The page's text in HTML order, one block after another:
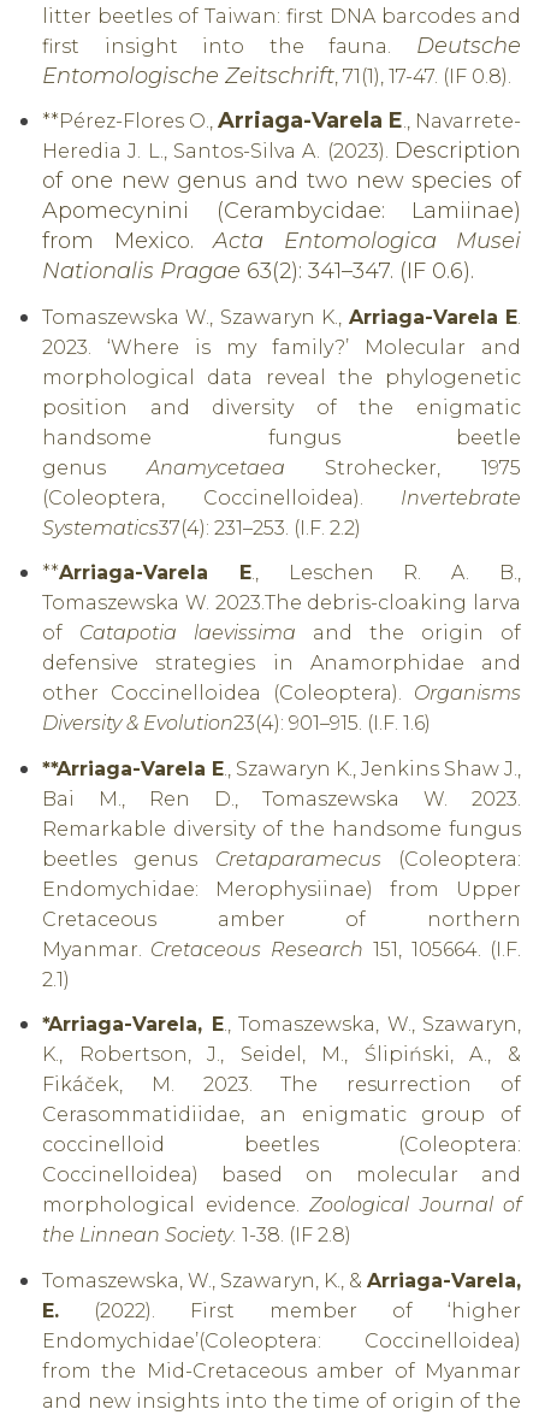
litter beetles of Taiwan: first DNA barcodes and
first insight into the fauna. Deutsche
Entomologische Zeitschrift , 71(1), 17-47. (IF 0.8).
**Pérez-Flores O., Arriaga-Varela E., Navarrete-
Heredia J. L., Santos-Silva A. (2023). Description
of one new genus and two new species of
Apomecynini (Cerambycidae: Lamiinae)
from Mexico.Acta Entomologica Musei
Nationalis Pragae 63(2): 341–347. (IF 0.6).
Tomaszewska W., Szawaryn K., Arriaga-Varela E
2023. ‘Where is my family?’ Molecular and
morphological data reveal the phylogenetic
position and diversity of the enigmatic
handsome fungus beetle
genus Anamycetaea Strohecker, 1975
(Coleoptera, Coccinelloidea). Invertebrate
Systematics37(4): 231–253. (I.F. 2.2)
**Arriaga-Varela E., Leschen R. A. B.,
Tomaszewska W. 2023.The debris-cloaking larva
of Catapotia laevissima and the origin of
defensive strategies in Anamorphidae and
other Coccinelloidea (Coleoptera). Organisms
Diversity & Evolution23(4): 901–915. (I.F. 1.6)
**Arriaga-Varela E ., Szawaryn K., Jenkins Shaw J.,
Bai M., Ren D., Tomaszewska W. 2023.
Remarkable diversity of the handsome fungus
beetles genus Cretaparamecus
(Coleoptera:
Endomychidae: Merophysiinae) from Upper
Cretaceous amber of northern
Myanmar. Cretaceous Research 151, 105664. (I.F.
2.1)
*Arriaga-Varela, E., Tomaszewska, W., Szawaryn,
K., Robertson, J., Seidel, M., Ślipiński, A., &
Fikáček, M. 2023. The resurrection of
Cerasommatidiidae, an enigmatic group of
coccinelloid beetles (Coleoptera:
Coccinelloidea) based on molecular and
morphological evidence. Zoological Journal of
the Linnean Society. 1-38. (IF 2.8)
Tomaszewska, W., Szawaryn, K., & Arriaga-Varela,
E. (2022). First member of ‘higher
Endomychidae’(Coleoptera: Coccinelloidea)
from the Mid-Cretaceous amber of Myanmar
and new insights into the time of origin of the